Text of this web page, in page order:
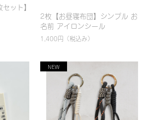
ット】
2枚【お昼寝布団】シンプル お
名前 アイロンシール
1,400円 （税込み）